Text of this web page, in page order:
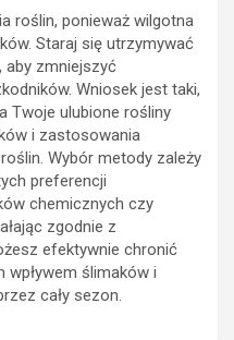
roślin, ponieważ wilgotna
Staraj się utrzymywać
aby zmniejszyć
Wniosek jest taki,
Twoje ulubione rośliny
i zastosowania
Wybór metody zależy
preferencji
chemicznych czy
zgodnie z
efektywnie chronić
ślimaków i
cały sezon.